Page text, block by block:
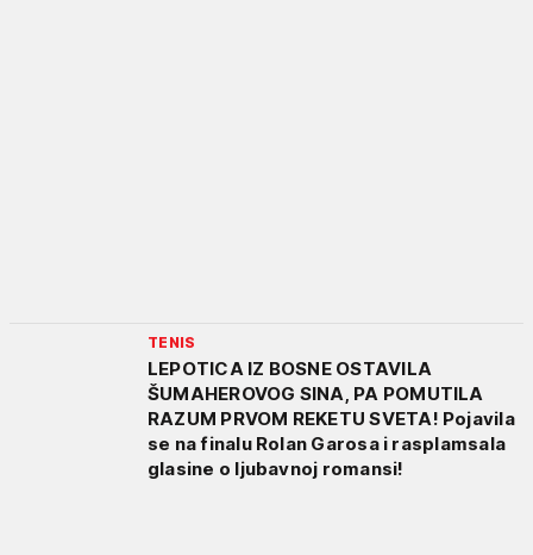
TENIS
LEPOTICA IZ BOSNE OSTAVILA
ŠUMAHEROVOG SINA, PA POMUTILA
RAZUM PRVOM REKETU SVETA! Pojavila
se na finalu Rolan Garosa i rasplamsala
glasine o ljubavnoj romansi!